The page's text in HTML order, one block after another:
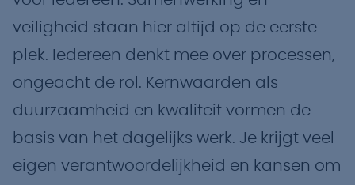
veiligheid staan hier altijd op de eerste
plek. Iedereen denkt mee over processen,
ongeacht de rol. Kernwaarden als
duurzaamheid en kwaliteit vormen de
basis van het dagelijks werk. Je krijgt veel
eigen verantwoordelijkheid en kansen om